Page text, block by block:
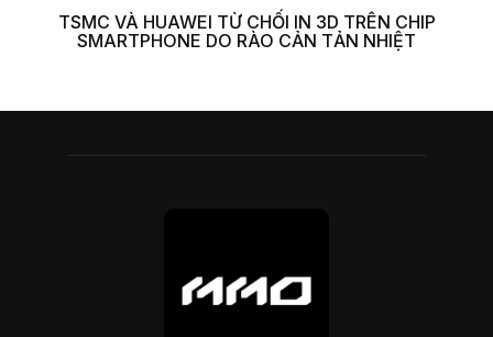
TSMC VÀ HUAWEI TỪ CHỐI IN 3D TRÊN CHIP
SMARTPHONE DO RÀO CẢN TẢN NHIỆT